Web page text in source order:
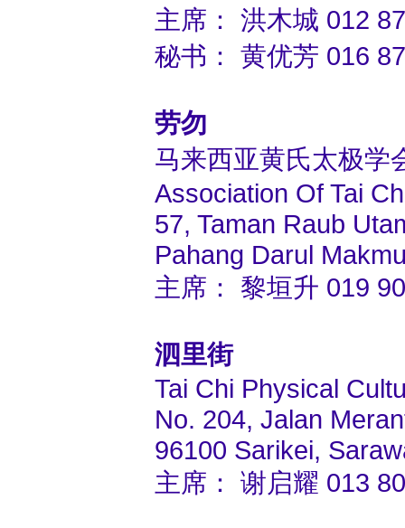
主席： 洪木城 012
秘书： 黄优芳 016
劳勿
马来西亚黄氏太极学
Association Of Tai
57, Taman Raub
Pahang Darul
主席： 黎垣升 019
泗里街
Tai Chi Physical
No. 204, Jalan
96100 Sarikei,
主席： 谢启耀 013